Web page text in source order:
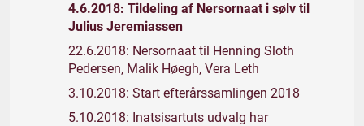
4.6.2018: Tildeling af Nersornaat i sølv til
Julius Jeremiassen
22.6.2018: Nersornaat til Henning Sloth
Pedersen, Malik Høegh, Vera Leth
3.10.2018: Start efterårssamlingen 2018
5.10.2018: Inatsisartuts udvalg har